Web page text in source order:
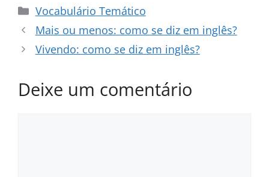
Categorias
Vocabulário Temático
Mais ou menos: como se diz em inglês?
Vivendo: como se diz em inglês?
Deixe um comentário